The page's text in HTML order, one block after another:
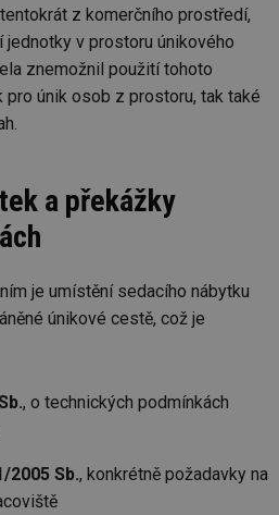
z komerčního prostředí,
v prostoru únikového
znemožnil použití tohoto
pro únik osob z prostoru, tak také
a překážky
je umístění sedacího nábytku
únikové cestě, což je
, o technických podmínkách
2005 Sb., konkrétně požadavky na